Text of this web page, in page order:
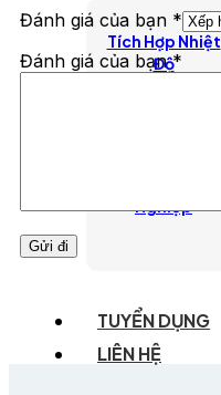
Tích Hợp Nhiệt
Độ
Nghiệp
TUYỂN DỤNG
LIÊN HỆ
Đánh giá của bạn *
Đánh giá của bạn*